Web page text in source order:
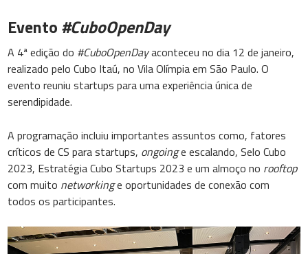
Evento#CuboOpenDay
A 4ª edição do #CuboOpenDayaconteceu no dia 12 de janeiro,
realizado pelo Cubo Itaú, no Vila Olímpia em São Paulo. O
evento reuniu startups para uma experiência única de
serendipidade.
A programação incluiu importantes assuntos como, fatores
críticos de CS para startups, ongoinge escalando, Selo Cubo
2023, Estratégia Cubo Startups 2023 e um almoço no rooftop
com muito networkinge oportunidades de conexão com
todos os participantes.